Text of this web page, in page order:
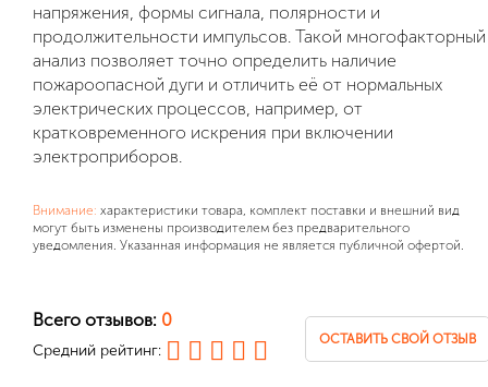
напряжения, формы сигнала, полярности и
продолжительности импульсов. Такой многофакторный
анализ позволяет точно определить наличие
пожароопасной дуги и отличить её от нормальных
электрических процессов, например, от
кратковременного искрения при включении
электроприборов.
Внимание: характеристики товара, комплект поставки и внешний вид
могут быть изменены производителем без предварительного
уведомления. Указанная информация не является публичной офертой.
Всего отзывов: 0
Средний рейтинг:
ОСТАВИТЬ СВОЙ ОТЗЫВ